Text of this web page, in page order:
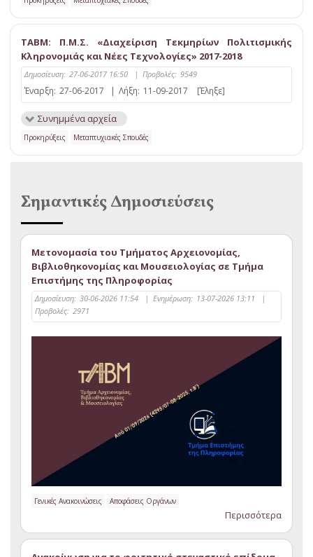
ΤΑΒΜ: Π.Μ.Σ. «Διαχείριση Τεκμηρίων Πολιτισμικής
Κληρονομιάς και Νέες Τεχνολογίες» 2017-2018
Δημοσίευση: 27-06-2017 16:50 | Προβολές: 9549
Έναρξη: 27-06-2017 | Λήξη: 11-09-2017 [Έληξε]
Συνημμένα αρχεία
Προκηρύξεις Μεταπτυχιακές Σπουδές
Σημαντικές Δημοσιεύσεις
Μετονομασία του Τμήματος Αρχειονομίας,
Βιβλιοθηκονομίας και Μουσειολογίας σε Τμήμα
Επιστήμης της Πληροφορίας
Δημοσίευση: 30-06-2026 11:54 | Ενημέρωση: 13-07-2026 13:11
|
Προβολές: 2971
Γενικές Ανακοινώσεις Αποφάσεις Οργάνων
Περισσότερα